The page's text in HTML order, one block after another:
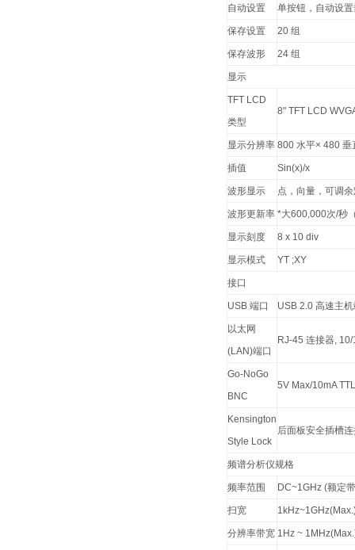
自动设置 单按钮，自动设
保存设置 20 组
保存波形 24 组
显示
TFT LCD
类型
8" TFT LCD
显示分辨率 800 水平× 480 垂
插值 Sin(x)/x
波形显示 点，向量，可调
波形更新率 *大600,000次/秒
显示刻度 8 x 10 div
显示模式 YT ;XY
接口
USB 端口 USB 2.0 高速主
以太网
(LAN)端口
RJ-45 连接器,
Go-NoGo
BNC
5V Max/10mA
Kensington
Style Lock
后面板安全插槽
频谱分析仪规格
频率范围 DC~1GHz (额定
扫宽
分辨率带宽 1Hz ~